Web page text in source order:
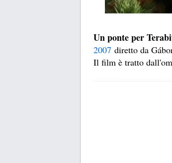
Un ponte per
2007 diretto da
Il film è tratto